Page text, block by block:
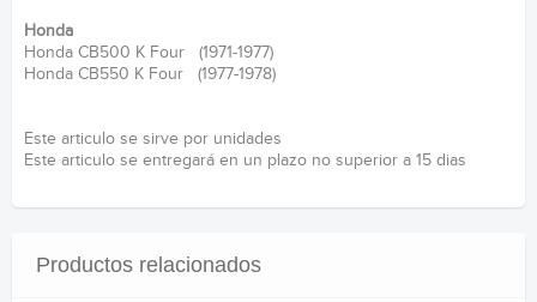
Honda
Honda CB500 K Four (1971-1977)
Honda CB550 K Four (1977-1978)
Este articulo se sirve por unidades
Este articulo se entregará en un plazo no superior a 15 dias
Productos relacionados